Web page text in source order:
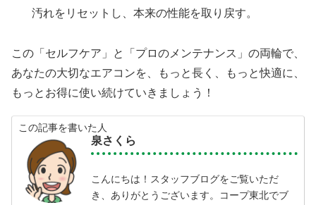
汚れをリセットし、本来の性能を取り戻す。
この「セルフケア」と「プロのメンテナンス」の両輪で、
あなたの大切なエアコンを、もっと長く、もっと快適に、
もっとお得に使い続けていきましょう！
この記事を書いた人
泉さくら
こんにちは！スタッフブログをご覧いただ
き、ありがとうございます。コープ東北でブ